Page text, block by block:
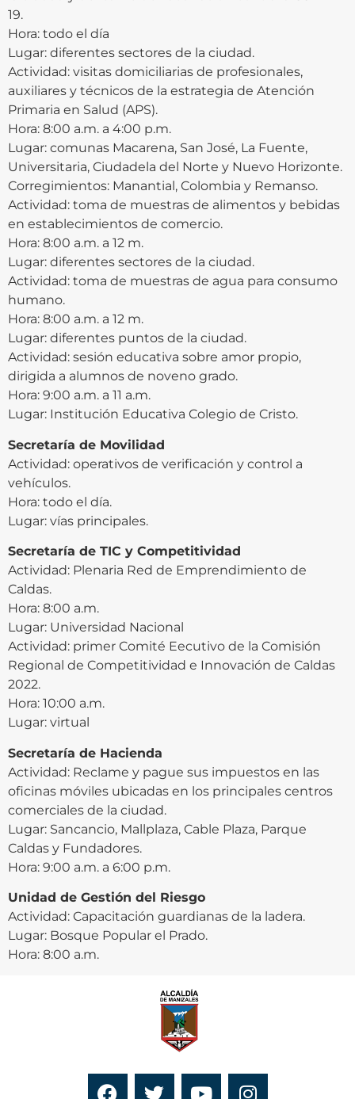
19.
Hora: todo el día
Lugar: diferentes sectores de la ciudad.
Actividad: visitas domiciliarias de profesionales,
auxiliares y técnicos de la estrategia de Atención
Primaria en Salud (APS).
Hora: 8:00 a.m. a 4:00 p.m.
Lugar: comunas Macarena, San José, La Fuente,
Universitaria, Ciudadela del Norte y Nuevo Horizonte.
Corregimientos: Manantial, Colombia y Remanso.
Actividad: toma de muestras de alimentos y bebidas
en establecimientos de comercio.
Hora: 8:00 a.m. a 12 m.
Lugar: diferentes sectores de la ciudad.
Actividad: toma de muestras de agua para consumo
humano.
Hora: 8:00 a.m. a 12 m.
Lugar: diferentes puntos de la ciudad.
Actividad: sesión educativa sobre amor propio,
dirigida a alumnos de noveno grado.
Hora: 9:00 a.m. a 11 a.m.
Lugar: Institución Educativa Colegio de Cristo.
Secretaría de Movilidad
Actividad: operativos de verificación y control a
vehículos.
Hora: todo el día.
Lugar: vías principales.
Secretaría de TIC y Competitividad
Actividad: Plenaria Red de Emprendimiento de
Caldas.
Hora: 8:00 a.m.
Lugar: Universidad Nacional
Actividad: primer Comité Eecutivo de la Comisión
Regional de Competitividad e Innovación de Caldas
2022.
Hora: 10:00 a.m.
Lugar: virtual
Secretaría de Hacienda
Actividad: Reclame y pague sus impuestos en las
oficinas móviles ubicadas en los principales centros
comerciales de la ciudad.
Lugar: Sancancio, Mallplaza, Cable Plaza, Parque
Caldas y Fundadores.
Hora: 9:00 a.m. a 6:00 p.m.
Unidad de Gestión del Riesgo
Actividad: Capacitación guardianas de la ladera.
Lugar: Bosque Popular el Prado.
Hora: 8:00 a.m.